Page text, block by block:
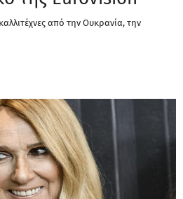
από την Ουκρανία, την